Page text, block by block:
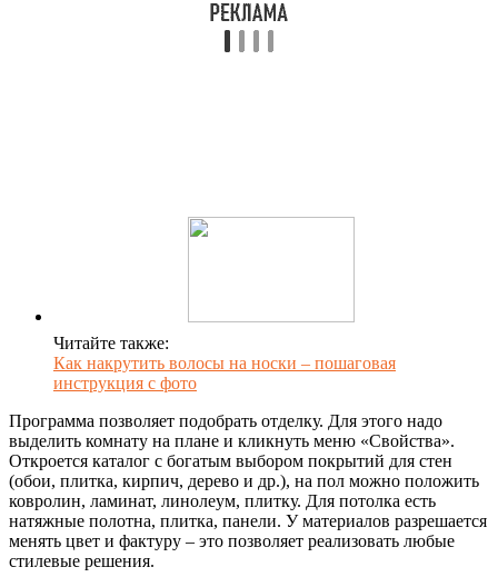
Читайте также:
Как накрутить волосы на носки – пошаговая
инструкция с фото
Программа позволяет подобрать отделку. Для этого надо
выделить комнату на плане и кликнуть меню «Свойства».
Откроется каталог с богатым выбором покрытий для стен
(обои, плитка, кирпич, дерево и др.), на пол можно положить
ковролин, ламинат, линолеум, плитку. Для потолка есть
натяжные полотна, плитка, панели. У материалов разрешается
менять цвет и фактуру – это позволяет реализовать любые
стилевые решения.